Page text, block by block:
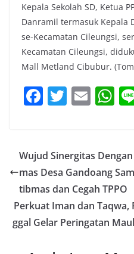
Kepala Sekolah SD, Ketua
Danramil termasuk Kepala
se-Kecamatan Cileungsi,
Kecamatan Cileungsi,
Mall Metland Cibubur.
F
e
b
o
o
k
T
er
E
l
W
s
A
p
p
Wujud Sinergitas
mas Desa Gandoang
tibmas dan Cegah TPPO
Perkuat Iman dan Taqwa,
ggal Gelar Peringatan